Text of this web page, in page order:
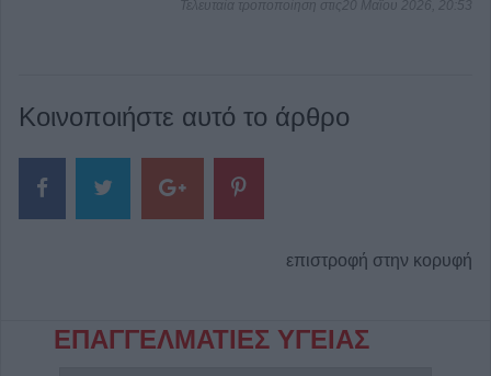
Τελευταία τροποποίηση στις20 Μαΐου 2026, 20:53
Κοινοποιήστε αυτό το άρθρο
επιστροφή στην κορυφή
ΕΠΑΓΓΕΛΜΑΤΙΕΣ ΥΓΕΙΑΣ